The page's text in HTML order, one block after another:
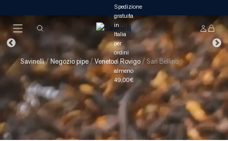
Savinelli/ Negozio pipe/Veneto/Rovigo / San Bellino